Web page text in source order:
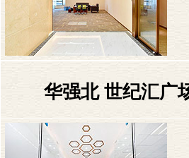
华强北 世纪汇广